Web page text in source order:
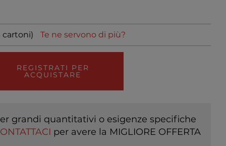
cartoni) Te ne servono di più?
REGISTRATI PER
ACQUISTARE
grandi quantitativi o esigenze specifiche
per avere la MIGLIORE OFFERTA